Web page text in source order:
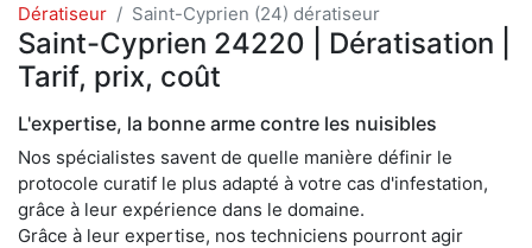
Dératiseur Saint-Cyprien (24) dératiseur
Saint-Cyprien 24220 | Dératisation |
Tarif, prix, coût
L'expertise, la bonne arme contre les nuisibles
Nos spécialistes savent de quelle manière définir le
protocole curatif le plus adapté à votre cas d'infestation,
grâce à leur expérience dans le domaine.
Grâce à leur expertise, nos techniciens pourront agir